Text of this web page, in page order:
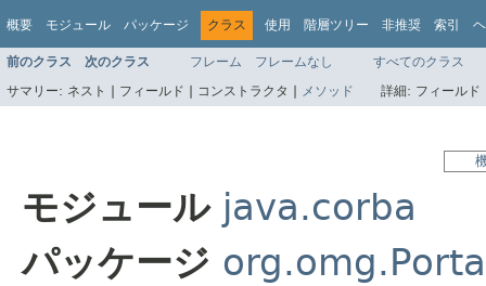
概要 モジュール パッケージ クラス 使用 階層ツリー 非推奨 索引
前のクラス 次のクラス フレーム フレームなし
すべてのクラス
サマリー: ネスト | フィールド | コンストラクタ | メソッド 詳細: フィール
モジュール java.corba
パッケージ